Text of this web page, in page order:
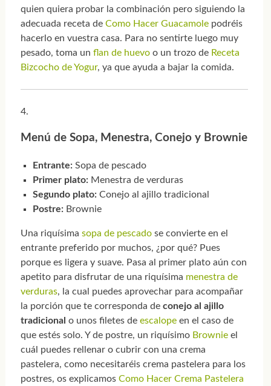
quien quiera probar la combinación pero siguiendo la
adecuada receta de Como Hacer Guacamolepodréis
hacerlo en vuestra casa. Para no sentirte luego muy
pesado, toma un flan de huevoo un trozo de Receta
Bizcocho de Yogur, ya que ayuda a bajar la comida.
Menú de Sopa, Menestra, Conejo y Brownie
Entrante: Sopa de pescado
Primer plato: Menestra de verduras
Segundo plato: Conejo al ajillo tradicional
Postre: Brownie
Una riquísima sopa de pescadose convierte en el
entrante preferido por muchos, ¿por qué? Pues
porque es ligera y suave. Pasa al primer plato aún con
apetito para disfrutar de una riquísima menestra de
verduras, la cual puedes aprovechar para acompañar
la porción que te corresponda de conejo al ajillo
tradicional o unos filetes de escalopeen el caso de
que estés solo. Y de postre, un riquísimo Brownie el
cuál puedes rellenar o cubrir con una crema
pastelera, como necesitaréis crema pastelera para los
postres, os explicamos Como Hacer Crema Pastelera